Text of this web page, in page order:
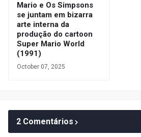
Mario e Os Simpsons
se juntam em bizarra
arte interna da
produção do cartoon
Super Mario World
(1991)
October 07, 2025
2 Comentários